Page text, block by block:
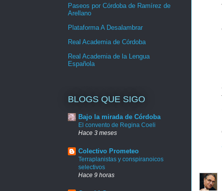
Paseos por Córdoba de Ramírez de
Arellano
Plataforma A Desalambrar
Real Academia de Córdoba
Real Academia de la Lengua
Española
BLOGS QUE SIGO
Bajo la mirada de Córdoba
El convento de Regina Coeli
Hace 3 meses
Colectivo Prometeo
Terraplanistas y conspiranoicos
selectivos
Hace 9 horas